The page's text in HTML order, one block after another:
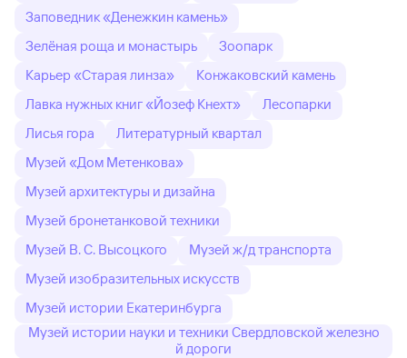
Заповедник «Денежкин камень»
Зелёная роща и монастырь
Зоопарк
Карьер «Старая линза»
Конжаковский камень
Лавка нужных книг «Йозеф Кнехт»
Лесопарки
Лисья гора
Литературный квартал
Музей «Дом Метенкова»
Музей архитектуры и дизайна
Музей бронетанковой техники
Музей В. С. Высоцкого
Музей ж/д транспорта
Музей изобразительных искусств
Музей истории Екатеринбурга
Музей истории науки и техники Свердловской железно
й дороги